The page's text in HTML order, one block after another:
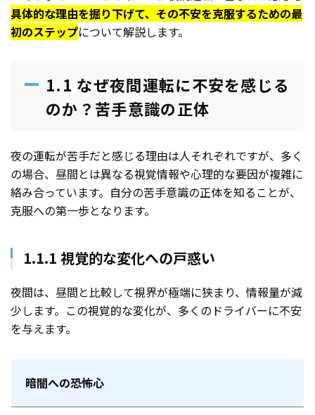
具体的な理由を掘り下げて、その不安を克服するための最
初のステップについて解説します。
1.1 なぜ夜間運転に不安を感じる
のか？苦手意識の正体
夜の運転が苦手だと感じる理由は人それぞれですが、多く
の場合、昼間とは異なる視覚情報や心理的な要因が複雑に
絡み合っています。自分の苦手意識の正体を知ることが、
克服への第一歩となります。
1.1.1 視覚的な変化への戸惑い
夜間は、昼間と比較して視界が極端に狭まり、情報量が減
少します。この視覚的な変化が、多くのドライバーに不安
を与えます。
暗闇への恐怖心